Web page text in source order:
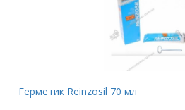
Герметик Reinzosil 70 мл